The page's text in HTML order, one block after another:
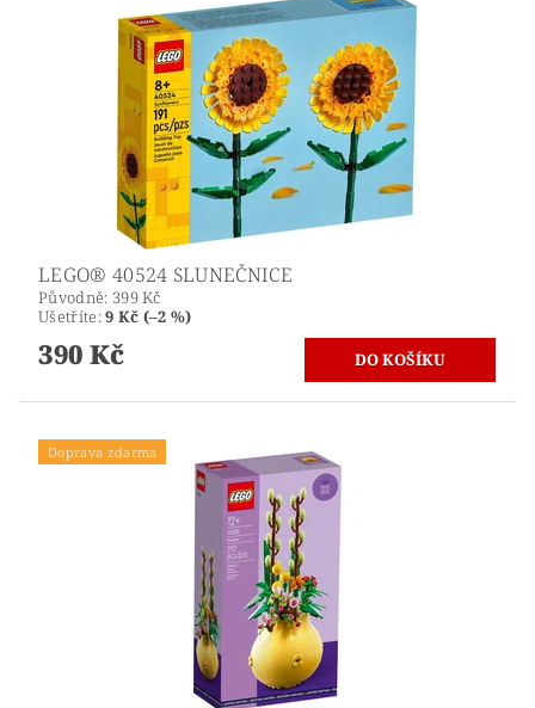
LEGO® 40524 SLUNEČNICE
Původně: 399 Kč
Ušetříte:9 Kč (–2 %)
390 Kč
Doprava zdarma